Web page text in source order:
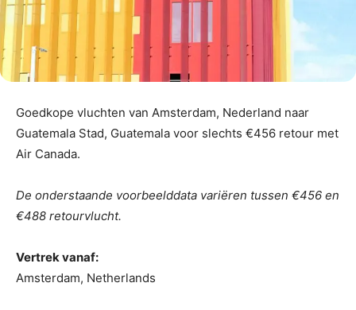
Goedkope vluchten van Amsterdam, Nederland naar
Guatemala Stad, Guatemala voor slechts €456 retour met
Air Canada.
De onderstaande voorbeelddata variëren tussen €456 en
€488 retourvlucht.
Vertrek vanaf:
Amsterdam, Netherlands